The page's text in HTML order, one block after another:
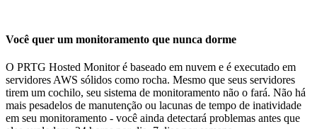
Você quer um monitoramento que nunca dorme
O PRTG Hosted Monitor é baseado em nuvem e é executado em
servidores AWS sólidos como rocha. Mesmo que seus servidores
tirem um cochilo, seu sistema de monitoramento não o fará. Não há
mais pesadelos de manutenção ou lacunas de tempo de inatividade
em seu monitoramento - você ainda detectará problemas antes que